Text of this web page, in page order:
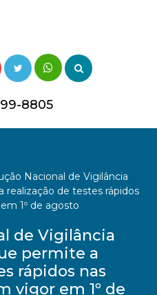
8805
Nacional de Vigilância
realização de testes rápidos
1º de agosto
de Vigilância
permite a
rápidos nas
vigor em 1º de